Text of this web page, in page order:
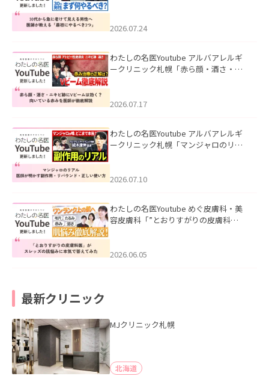
た。
2026.07.24
わたしの名医Youtube アルバアレルギ
ークリニック札幌「赤ら顔・酒さ・ニ
した。
2026.07.17
わたしの名医Youtube アルバアレルギ
ークリニック札幌「マンジャロのリア
た。
2026.07.10
わたしの名医Youtube めぐ皮膚科・美
容皮膚科「”とおりすがりの皮膚科
2026.06.05
最新クリニック
MJクリニック札幌
北海道